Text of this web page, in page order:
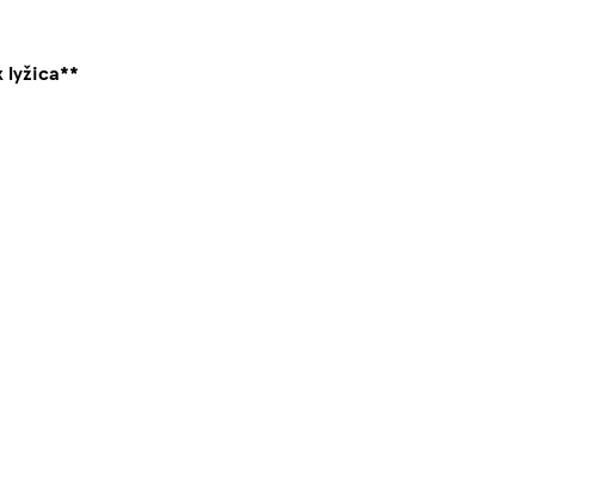
lyžica**